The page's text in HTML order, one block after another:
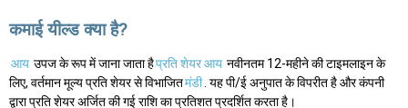
कमाई यील्ड क्या है?
आय उपज के रूप में जाना जाता हैप्रति शेयर आय नवीनतम 12-महीने की टाइमलाइन के
लिए, वर्तमान मूल्य प्रति शेयर से विभाजितमंडी . यह पी/ई अनुपात के विपरीत है और कंपनी
द्वारा प्रति शेयर अर्जित की गई राशि का प्रतिशत प्रदर्शित करता है।